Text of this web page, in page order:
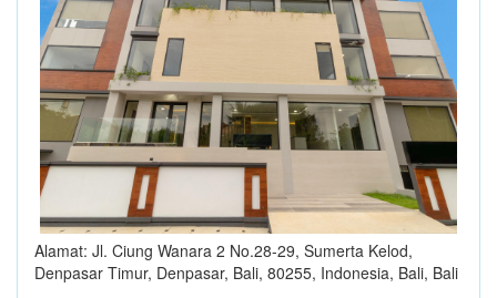
Alamat: Jl. Ciung Wanara 2 No.28-29, Sumerta Kelod,
Denpasar Timur, Denpasar, Bali, 80255, Indonesia, Bali, Bali